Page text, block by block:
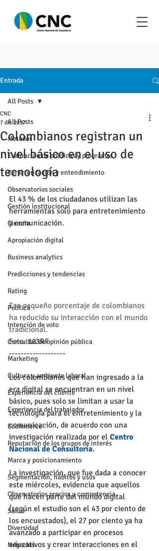
Entrada
All Posts
Metodos
Evaluación de políticas y programas
Caracterización y entendimiento
Observatorios sociales
Gestión institucional
Ciencia
Apropiación digital
Business analytics
Predicciones y tendencias
Rating
Política
Intención de voto
Consultas de opinión pública
Marketing
Cultura y ambiente laboral
Experiencia del cliente
Experiencia del trabajador
Ecommerce
Reputación de los grupos de interés
Marca y posicionamiento
Segmentación, hábitos y usos
Observatorios precios y competencia
Salud
Diversidad
Negocios
All Posts
Colombianos registran un
nivel básico en el uso de
tecnología
CNC
7 dic 2017
El 43 % de los ciudadanos utilizan las
herramientas solo para entretenimiento
y comunicación.
Ese pequeño porcentaje de colombianos
ha reducido su interacción con el mundo
tradicional.
Foto: 123RF
-------------------
Los colombianos que han ingresado a la
era digital se encuentran en un nivel
básico, pues solo se limitan a usar la
tecnología para el entretenimiento y la
comunicación, de acuerdo con una
investigación realizada por el Centro
Nacional de Consultoría.
La investigación, que fue dada a conocer
este miércoles, evidencia que aquellos
que hacen parte del mundo digital
(según el estudio son el 43 por ciento de
los encuestados), el 27 por ciento ya ha
avanzado a participar en procesos
educativos y crear interacciones en el